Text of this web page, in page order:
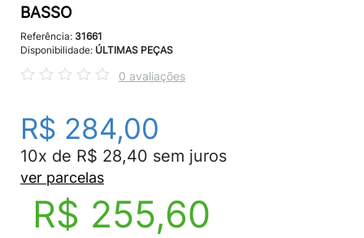
BASSO
Referência: 31661
Disponibilidade: ÚLTIMAS PEÇAS
0 avaliações
R$ 284,00
10x de R$ 28,40 sem juros
ver parcelas
R$ 255,60